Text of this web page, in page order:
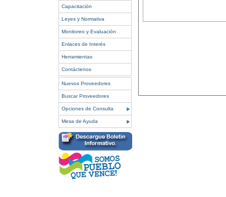
Capacitación
Leyes y Normativa
Monitoreo y Evaluación
Enlaces de Interés
Herramientas
Contáctenos
Nuevos Proveedores
Buscar Proveedores
Opciones de Consulta
Mesa de Ayuda